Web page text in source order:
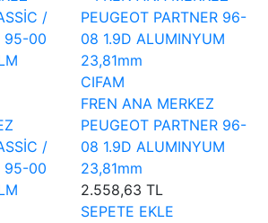
/
95-00
CIFAM
FREN ANA MERKEZ
PEUGEOT PARTNER 96-
08 1.9D ALUMINYUM
23,81mm
2.558,63 TL
SEPETE EKLE